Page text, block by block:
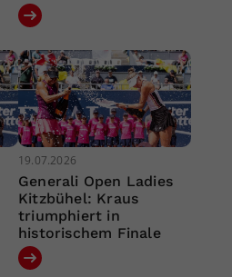
19.07.2026
Generali Open Ladies
Kitzbühel: Kraus
triumphiert in
historischem Finale